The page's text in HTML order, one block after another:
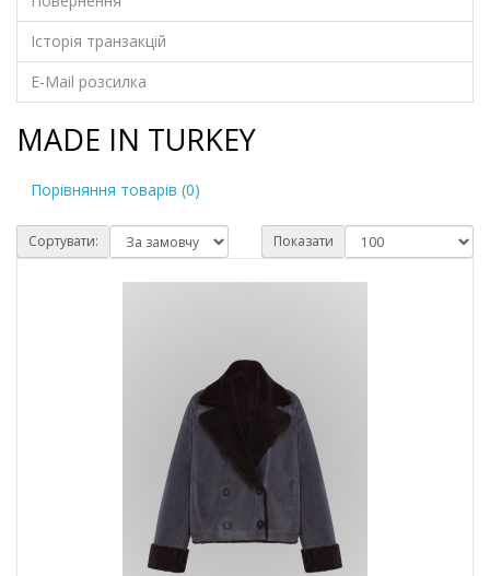
Історія транзакцій
E-Mail розсилка
MADE IN TURKEY
Порівняння товарів (0)
Сортувати: Показати